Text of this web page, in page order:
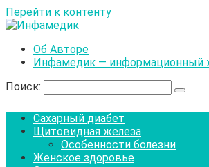
Перейти к контенту
Об Авторе
Инфамедик — информационный
Поиск:
Сахарный диабет
Щитовидная железа
Особенности болезни
Женское здоровье